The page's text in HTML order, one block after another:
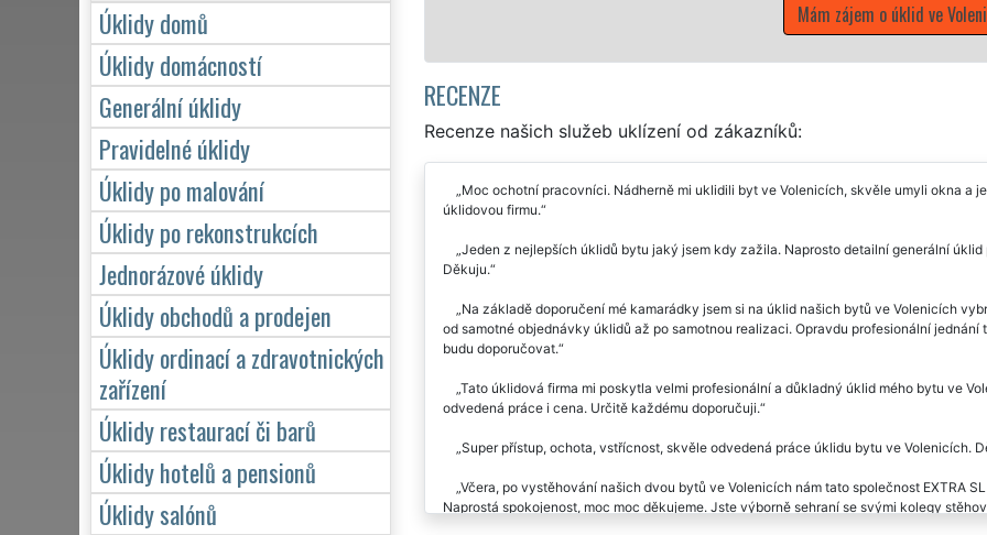
RECENZE
Recenze našich služeb uklízení od zákazníků:
Moc ochotní pracovníci. Nádherně mi uklidili byt ve Volenicích, skvěle umyli okna a
úklidovou firmu.
Jeden z nejlepších úklidů bytu jaký jsem kdy zažila. Naprosto detailní generální
Děkuju.
Na základě doporučení mé kamarádky jsem si na úklid našich bytů ve Volenicích
od samotné objednávky úklidů až po samotnou realizaci. Opravdu profesionální
budu doporučovat.
Tato úklidová firma mi poskytla velmi profesionální a důkladný úklid mého bytu ve
odvedená práce i cena. Určitě každému doporučuji.
Super přístup, ochota, vstřícnost, skvěle odvedená práce úklidu bytu ve Volenicích.
Včera, po vystěhování našich dvou bytů ve Volenicích nám tato společnost EXTRA
Naprostá spokojenost, moc moc děkujeme. Jste výborně sehraní se svými kolegy
Úklidy domů
Úklidy domácností
Generální úklidy
Pravidelné úklidy
Úklidy po malování
Úklidy po rekonstrukcích
Jednorázové úklidy
Úklidy obchodů a prodejen
Úklidy ordinací a zdravotnických
zařízení
Úklidy restaurací či barů
Úklidy hotelů a pensionů
Úklidy salónů